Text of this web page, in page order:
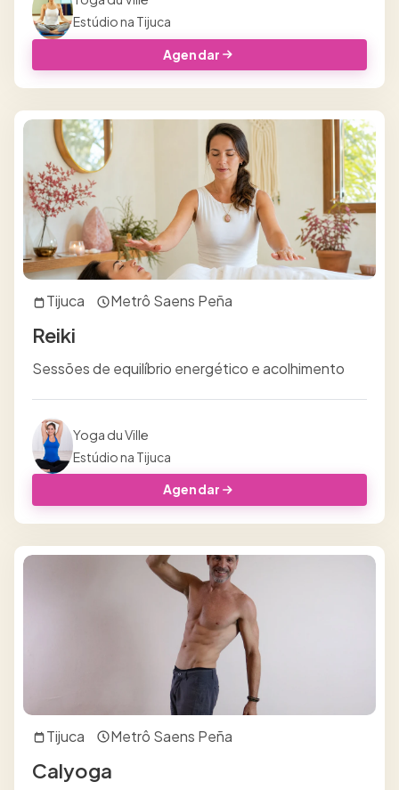
Estúdio na Tijuca
Agendar
Tijuca Metrô Saens Peña
Reiki
Sessões de equilíbrio energético e acolhimento
Yoga du Ville
Estúdio na Tijuca
Agendar
Tijuca Metrô Saens Peña
Calyoga